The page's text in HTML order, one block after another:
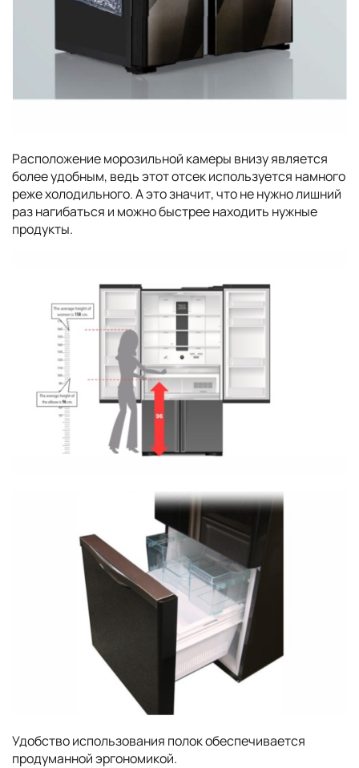
Расположение морозильной камеры внизу является
более удобным, ведь этот отсек используется намного
реже холодильного. А это значит, что не нужно лишний
раз нагибаться и можно быстрее находить нужные
продукты.
Удобство использования полок обеспечивается
продуманной эргономикой.